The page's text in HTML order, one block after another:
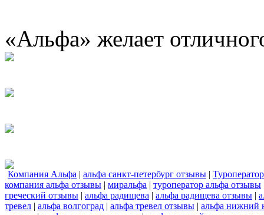
«Альфа» желает
Компания Альфа | альфа санкт-петербург отзывы |
компания альфа отзывы | миральфа | туроператор альфа отзывы
греческий отзывы | альфа радищева | альфа радищева отзывы |
тревел | альфа волгоград | альфа тревел отзывы | альфа нижний